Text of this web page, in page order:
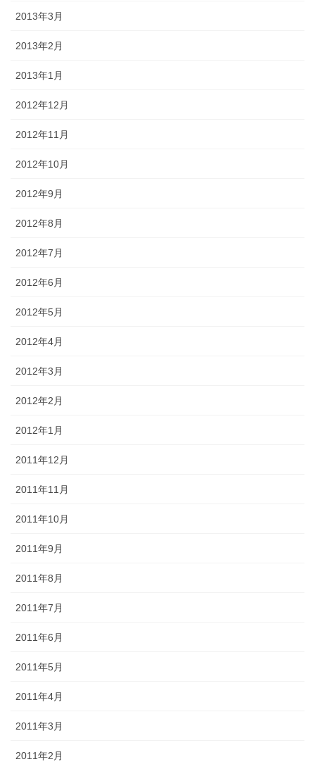
2013年3月
2013年2月
2013年1月
2012年12月
2012年11月
2012年10月
2012年9月
2012年8月
2012年7月
2012年6月
2012年5月
2012年4月
2012年3月
2012年2月
2012年1月
2011年12月
2011年11月
2011年10月
2011年9月
2011年8月
2011年7月
2011年6月
2011年5月
2011年4月
2011年3月
2011年2月